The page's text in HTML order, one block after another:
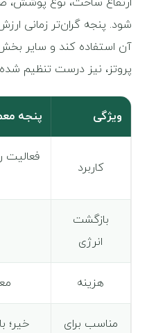
شود. پنجه گران‌تر زمانی
آن استفاده کند و سایر
پروتز، نیز درست تنظیم
ویژگی پنجه
کاربرد
فعالیت
بازگشت
انرژی
هزینه
مناسب برای
خیر؛